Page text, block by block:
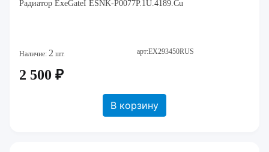
Радиатор ExeGateI ESNK-P0077P.1U.4189.Cu
Наличие: 2 шт. арт:EX293450RUS
2 500 ₽
В корзину